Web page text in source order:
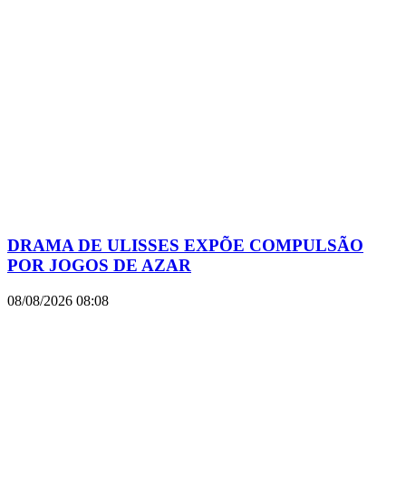
DRAMA DE ULISSES EXPÕE COMPULSÃO
POR JOGOS DE AZAR
08/08/2026 08:08